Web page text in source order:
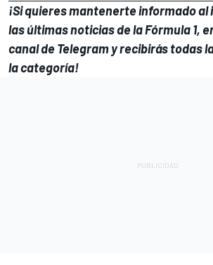
¡Si quieres mantenerte informado
las últimas noticias de la Fórmula 1,
canal de Telegramy recibirás todas
la categoría!